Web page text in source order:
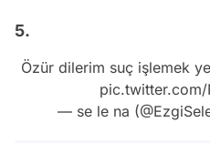
5.
Özür dilerim suç işlemek
pic.twitter.com/
— se le na